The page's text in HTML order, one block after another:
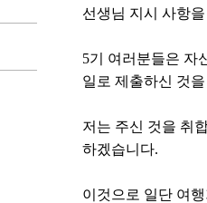
선생님 지시 사항
5기 여러분들은 자
일로 제출하신 것
저는 주신 것을 취
하겠습니다.
이것으로 일단 여